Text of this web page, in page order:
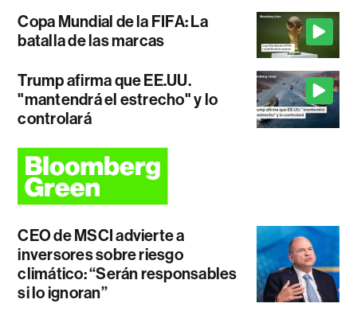
Copa Mundial de la FIFA: La
batalla de las marcas
Trump afirma que EE.UU.
"mantendrá el estrecho" y lo
controlará
CEO de MSCI advierte a
inversores sobre riesgo
climático: “Serán responsables
si lo ignoran”